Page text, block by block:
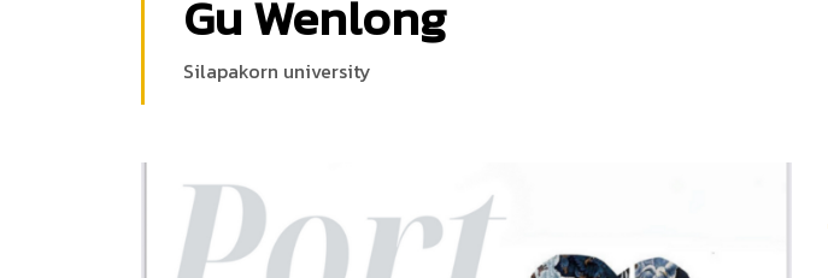
Gu Wenlong
Silapakorn university